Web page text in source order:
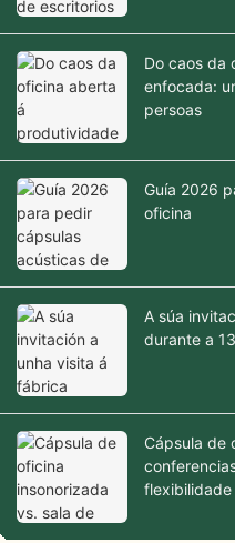
Do caos da
enfocada:
persoas
Guía 2026
oficina
A súa
durante a
Cápsula de